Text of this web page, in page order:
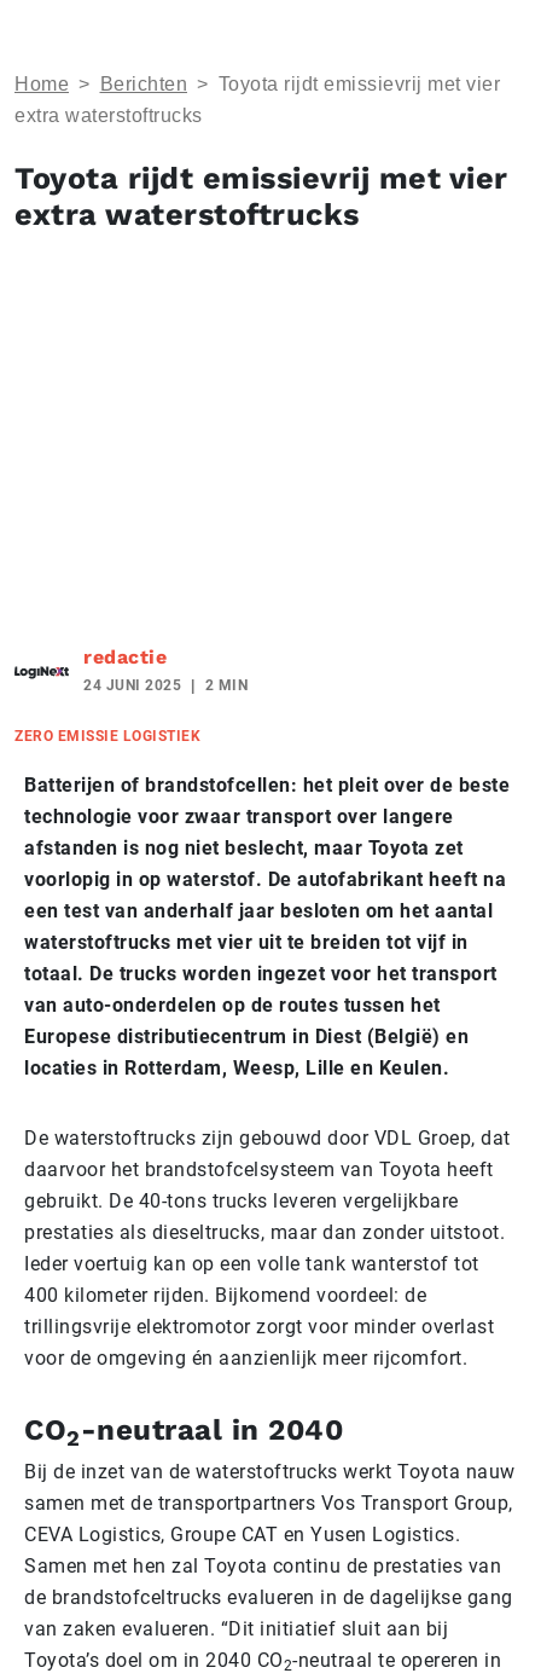
Home > Berichten > Toyota rijdt emissievrij met vier
extra waterstoftrucks
Toyota rijdt emissievrij met vier
extra waterstoftrucks
redactie
24 JUNI 2025 2 MIN
ZERO EMISSIE LOGISTIEK
Batterijen of brandstofcellen: het pleit over de beste
technologie voor zwaar transport over langere
afstanden is nog niet beslecht, maar Toyota zet
voorlopig in op waterstof. De autofabrikant heeft na
een test van anderhalf jaar besloten om het aantal
waterstoftrucks met vier uit te breiden tot vijf in
totaal. De trucks worden ingezet voor het transport
van auto-onderdelen op de routes tussen het
Europese distributiecentrum in Diest (België) en
locaties in Rotterdam, Weesp, Lille en Keulen.
De waterstoftrucks zijn gebouwd door VDL Groep, dat
daarvoor het brandstofcelsysteem van Toyota heeft
gebruikt. De 40-tons trucks leveren vergelijkbare
prestaties als dieseltrucks, maar dan zonder uitstoot.
Ieder voertuig kan op een volle tank wanterstof tot
400 kilometer rijden. Bijkomend voordeel: de
trillingsvrije elektromotor zorgt voor minder overlast
voor de omgeving én aanzienlijk meer rijcomfort.
CO2-neutraal in 2040
Bij de inzet van de waterstoftrucks werkt Toyota nauw
samen met de transportpartners Vos Transport Group,
CEVA Logistics, Groupe CAT en Yusen Logistics.
Samen met hen zal Toyota continu de prestaties van
de brandstofceltrucks evalueren in de dagelijkse gang
van zaken evalueren. “Dit initiatief sluit aan bij
Toyota’s doel om in 2040 CO2-neutraal te opereren in